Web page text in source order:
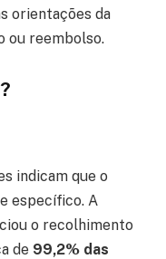
orientações da
ou reembolso.
indicam que o
específico. A
o recolhimento
de 99,2% das